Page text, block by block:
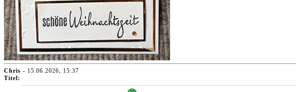
Chris - 15.06.2026, 15:37
Titel: